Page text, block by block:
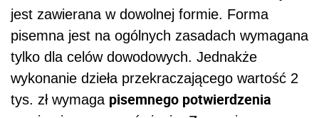
jest zawierana w dowolnej formie. Forma
pisemna jest na ogólnych zasadach wymagana
tylko dla celów dowodowych. Jednakże
wykonanie dzieła przekraczającego wartość 2
tys. zł wymaga pisemnego potwierdzenia